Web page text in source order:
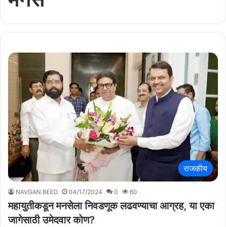
राजकीय
NAVGAN BEED 04/17/2024 0 60
महायुतीकडून मनसेला निवडणूक लढवण्याचा आग्रह, या एका
जागेसाठी उमेदवार कोण?